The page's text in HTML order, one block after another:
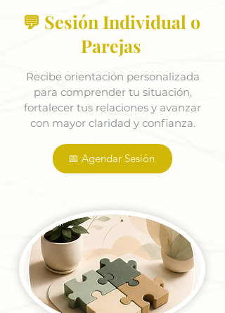
💬 Sesión Individual o
Parejas
Recibe orientación personalizada
para comprender tu situación,
fortalecer tus relaciones y avanzar
con mayor claridad y confianza.
📅 Agendar Sesión